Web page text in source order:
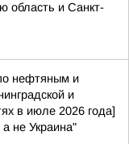
область и Санкт-
нефтяным и
и
в июле 2026 года]
не Украина"